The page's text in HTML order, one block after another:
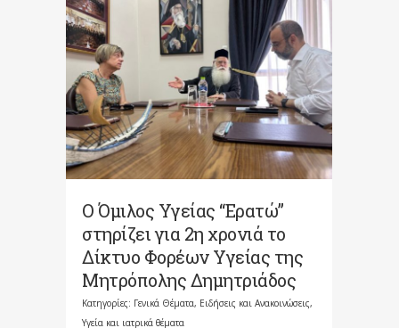
Ο Όμιλος Υγείας “Ερατώ”
στηρίζει για 2η χρονιά το
Δίκτυο Φορέων Υγείας της
Μητρόπολης Δημητριάδος
Κατηγορίες: Γενικά Θέματα, Ειδήσεις και Ανακοινώσεις,
Υγεία και ιατρικά θέματα